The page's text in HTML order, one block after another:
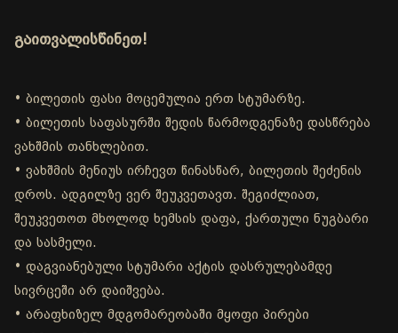
გაითვალისწინეთ!
• ბილეთის ფასი მოცემულია ერთ სტუმარზე.
• ბილეთის საფასურში შედის წარმოდგენაზე დასწრება
ვახშმის თანხლებით.
• ვახშმის მენიუს ირჩევთ წინასწარ, ბილეთის შეძენის
დროს. ადგილზე ვერ შეუკვეთავთ. შეგიძლიათ,
შეუკვეთოთ მხოლოდ ხემსის დაფა, ქართული ნუგბარი
და სასმელი.
• დაგვიანებული სტუმარი აქტის დასრულებამდე
სივრცეში არ დაიშვება.
• არაფხიზელ მდგომარეობაში მყოფი პირები